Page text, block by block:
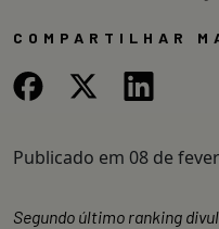
COMPARTILHAR
Publicado em 08 de
Segundo último ranking